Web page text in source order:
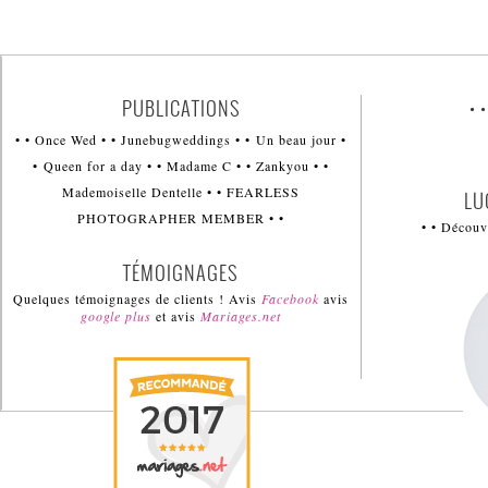
PUBLICATIONS
• • Once Wed • • Junebugweddings • • Un beau jour •
• Queen for a day • • Madame C • • Zankyou • •
Mademoiselle Dentelle • • FEARLESS
PHOTOGRAPHER MEMBER • •
TÉMOIGNAGES
Quelques témoignages de clients ! Avis Facebookavis
google pluset avisMariages.net
•
• •